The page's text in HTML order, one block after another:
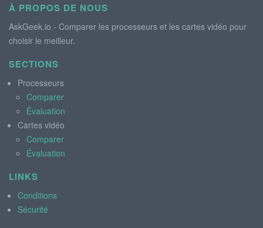
À PROPOS DE NOUS
AskGeek.io - Comparer les processeurs et les cartes vidéo pour
choisir le meilleur.
SECTIONS
Processeurs
Comparer
Évaluation
Cartes vidéo
Comparer
Évaluation
LINKS
Conditions
Sécurité